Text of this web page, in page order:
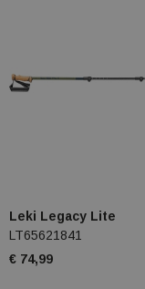
Leki Legacy Lite
LT65621841
€ 74,99